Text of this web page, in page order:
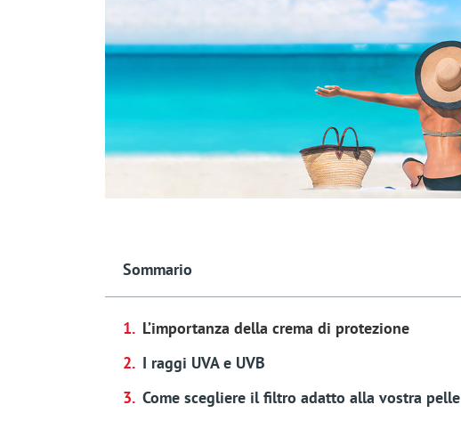
Sommario
L’importanza della crema di protezione
I raggi UVA e UVB
Come scegliere il filtro adatto alla vostra pelle